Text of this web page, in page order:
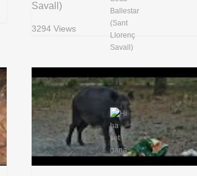
Savall)
3294 Views